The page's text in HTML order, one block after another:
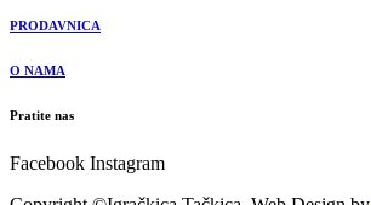
PRODAVNICA
O NAMA
Pratite nas
Facebook Instagram